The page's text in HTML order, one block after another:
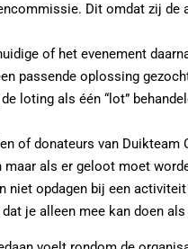
Dit omdat zij de
of het evenement
passende oplossing
loting als één “lot”
of donateurs van Duikteam
als er geloot moet
opdagen bij een
je alleen mee kan doen